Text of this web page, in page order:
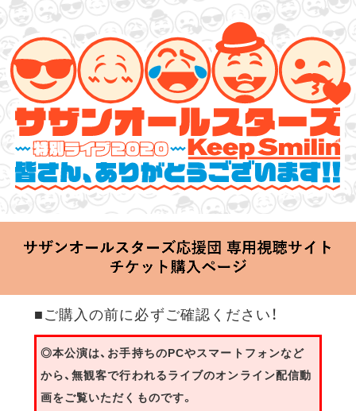
サザンオールスターズ 特別ライブ 2020
「Keep Smilin’～皆さん、ありがとうございます!!～」
2020.06.25 Thu 20:00 Start at 横浜アリーナ
■ご購入の前に必ずご確認ください！
◎本公演は、お手持ちのPCやスマートフォンなど
から、無観客で行われるライブのオンライン配信動
画をご覧いただくものです。